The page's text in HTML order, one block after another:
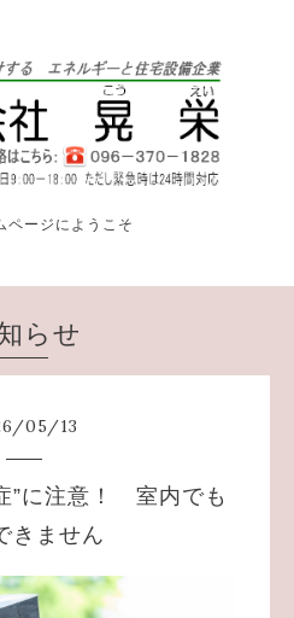
ページにようこそ
らせ
/05/13
”に注意！ 室内でも
きません